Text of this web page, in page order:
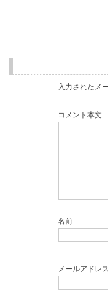
入力されたメ
コメント本文
名前
メールアドレス